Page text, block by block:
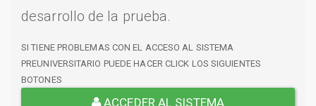
desarrollo de la prueba.
SI TIENE PROBLEMAS CON EL ACCESO AL SISTEMA
PREUNIVERSITARIO PUEDE HACER CLICK LOS SIGUIENTES
BOTONES
ACCEDER AL SISTEMA